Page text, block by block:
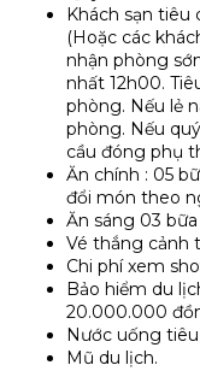
Khách sạn tiêu
(Hoặc các
nhận phòng
nhất 12h00.
phòng. Nếu lẻ
phòng. Nếu
cầu đóng phụ
Ăn chính : 05
đổi món theo
Ăn sáng 03
Vé thắng cảnh
Chi phí xem
Bảo hiểm du
20.000.000
Nước uống tiêu
Mũ du lịch.